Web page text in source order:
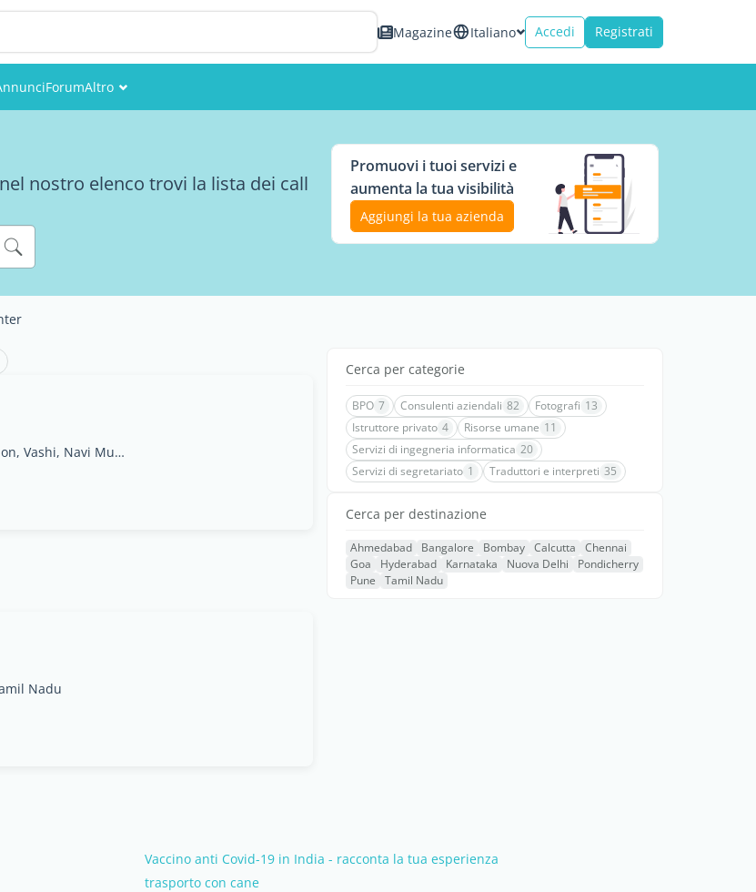
Magazine Italiano Accedi Registrati
ForumAltro
nostro elenco trovi la lista dei call
Promuovi i tuoi servizi e
aumenta la tua visibilità
Aggiungi la tua azienda
Infotech Park, K - 104, Tower No - 6, above Railway Station, Vashi, Navi Mumbai, Maharashtra 400705
Nadu
Cerca per categorie
BPO 7 Consulenti aziendali 82 Fotografi 13
Istruttore privato 4 Risorse umane 11
Servizi di ingegneria informatica 20
Servizi di segretariato 1 Traduttori e interpreti 35
Cerca per destinazione
Ahmedabad Bangalore Bombay Calcutta
Chennai
Goa
Hyderabad Karnataka Nuova Delhi
Pondicherry
Pune
Tamil Nadu
Vaccino anti Covid-19 in India - racconta la tua esperienza
trasporto con cane